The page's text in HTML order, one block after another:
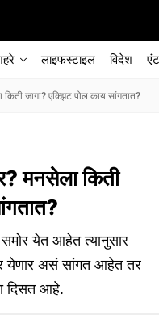
लाइफस्टाइल विदेश
जागा? एक्झिट पोल काय सांगतात?
मनसेला किती
येत आहेत त्यानुसार
येणार असं सांगत आहेत तर
दिसत आहे.